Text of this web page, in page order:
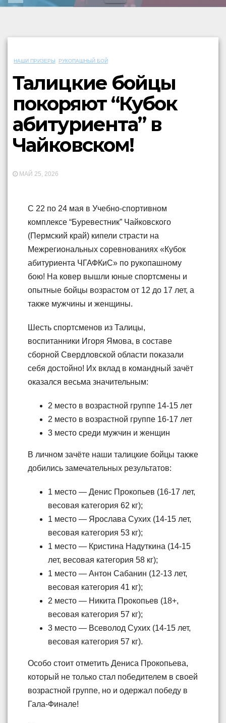
НАШИ ПРИЗЕРЫ РУКОПАШНЫЙ БОЙ
Талицкие бойцы
покоряют “Кубок
абитуриента” в
Чайковском!
МАЙ 25, 2026
С 22 по 24 мая в Учебно-спортивном
комплексе “Буревестник” Чайковского
(Пермский край) кипели страсти на
Межрегиональных соревнованиях «Кубок
абитуриента ЧГАФКиС» по рукопашному
бою! На ковер вышли юные спортсмены и
опытные бойцы возрастом от 12 до 17 лет, а
также мужчины и женщины.
Шесть спортсменов из Талицы,
воспитанники Игоря Ямова, в составе
сборной Свердловской области показали
себя достойно! Их вклад в командный зачёт
оказался весьма значительным:
2 место в возрастной группе 14-15 лет
2 место в возрастной группе 16-17 лет
3 место среди мужчин и женщин
В личном зачёте наши талицкие бойцы также
добились замечательных результатов:
1 место — Денис Прокопьев (16-17 лет,
весовая категория 62 кг);
1 место — Ярослава Сухих (14-15 лет,
весовая категория 53 кг);
1 место — Кристина Надуткина (14-15
лет, весовая категория 58 кг);
1 место — Антон Сабанин (12-13 лет,
весовая категория 41 кг);
2 место — Никита Прокопьев (18+,
весовая категория 57 кг);
3 место — Всеволод Сухих (14-15 лет,
весовая категория 57 кг).
Особо стоит отметить Дениса Прокопьева,
который не только стал победителем в своей
возрастной группе, но и одержал победу в
Гала-Финале!